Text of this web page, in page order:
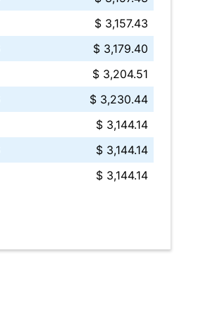
$ 3,157.43
$ 3,179.40
$ 3,204.51
$ 3,230.44
$ 3,144.14
$ 3,144.14
$ 3,144.14